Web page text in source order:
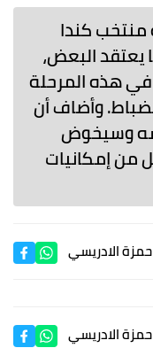
كندا
البعض،
هذه المرحلة
وأضاف أن
وسيخوض
من إمكانيات
حمزة الادريسي
حمزة الادريسي